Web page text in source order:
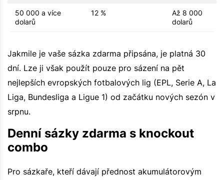
50 000 a více
dolarů
12 %
Až 8 000
dolarů
Jakmile je vaše sázka zdarma připsána, je platná 30
dní. Lze ji však použít pouze pro sázení na pět
nejlepších evropských fotbalových lig (EPL, Serie A, La
Liga, Bundesliga a Ligue 1) od začátku nových sezón v
srpnu.
Denní sázky zdarma s knockout
combo
Pro sázkaře, kteří dávají přednost akumulátorovým